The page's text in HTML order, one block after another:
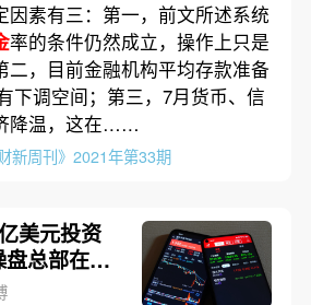
因素有三：第一，前文所述系统
率的条件仍然成立，操作上只是
二，目前金融机构平均存款准备
下调空间；第三，7月货币、信
降温，这在……
财新周刊》2021年第33期
美元投资
总部在迪